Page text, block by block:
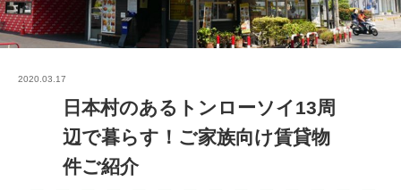
2020.03.17
日本村のあるトンローソイ13周
辺で暮らす！ご家族向け賃貸物
件ご紹介